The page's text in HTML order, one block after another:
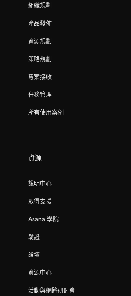
組織規劃
產品發佈
資源規劃
策略規劃
專案接收
任務管理
所有使用案例
資源
說明中心
取得支援
Asana 學院
驗證
論壇
資源中心
活動與網路研討會